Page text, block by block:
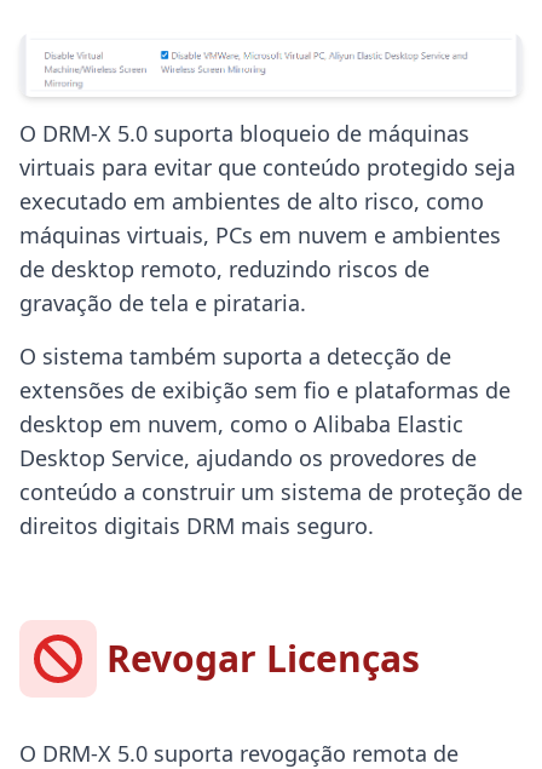
O DRM-X 5.0 suporta bloqueio de máquinas
virtuais para evitar que conteúdo protegido seja
executado em ambientes de alto risco, como
máquinas virtuais, PCs em nuvem e ambientes
de desktop remoto, reduzindo riscos de
gravação de tela e pirataria.
O sistema também suporta a detecção de
extensões de exibição sem fio e plataformas de
desktop em nuvem, como o Alibaba Elastic
Desktop Service, ajudando os provedores de
conteúdo a construir um sistema de proteção de
direitos digitais DRM mais seguro.
Revogar Licenças
O DRM-X 5.0 suporta revogação remota de